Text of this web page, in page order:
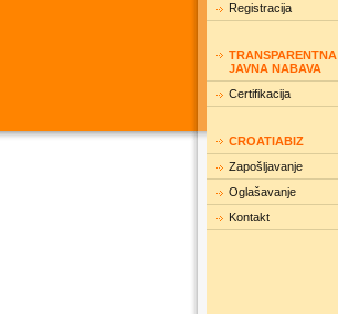
Registracija
TRANSPARENTNA
JAVNA NABAVA
Certifikacija
CROATIABIZ
Zapošljavanje
Oglašavanje
Kontakt